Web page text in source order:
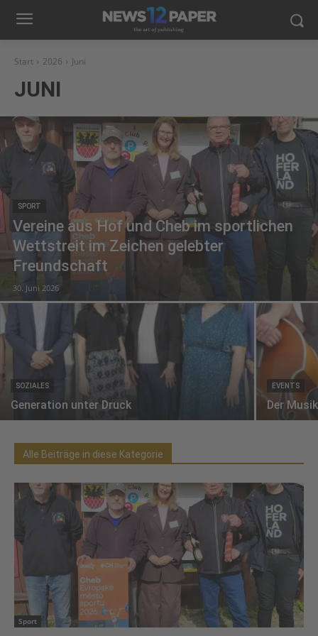
Start 2026 Juni
JUNI
SPORT
Vereine aus Hof und Cheb im sportlichen
Wettstreit im Zeichen gelebter
Freundschaft
30. Juni 2026
SOZIALES
Generation unter Druck
EVENTS
Der
Alle Beiträge in diese Kategorie
Sport